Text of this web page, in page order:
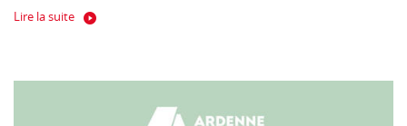
Lire la suite